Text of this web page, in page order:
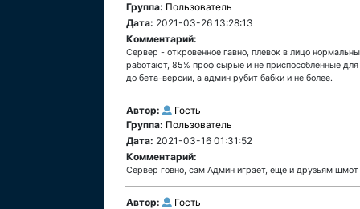
Группа: Пользователь
Дата: 2021-03-26 13:28:13
Комментарий:
Сервер - откровенное гавно, плевок в лицо
работают, 85% проф сырые и не приспособленные
до бета-версии, а админ рубит бабки и не более.
Автор:
Гость
Группа: Пользователь
Дата: 2021-03-16 01:31:52
Комментарий:
Сервер говно, сам Админ играет, еще и друзьям шмот
Автор:
Гость